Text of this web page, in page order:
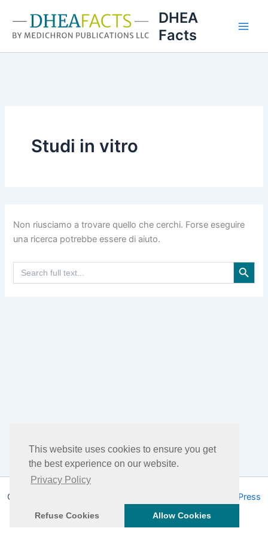
This website uses cookies to ensure you get
the best experience on our website.
Privacy Policy
Refuse Cookies Allow Cookies
contenuto
DHEA
Facts
Studi in vitro
Non riusciamo a trovare quello che cerchi. Forse eseguire
una ricerca potrebbe essere di aiuto.
Search
for:
Search Button
Copyright © 2026 DHEA Facts | Powered by
Tema WordPress